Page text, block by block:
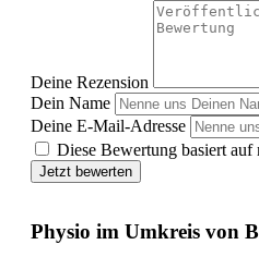
Deine Rezension
Dein Name
Deine E-Mail-Adresse
Diese Bewertung basiert
Jetzt bewerten
Physio im Umkreis von